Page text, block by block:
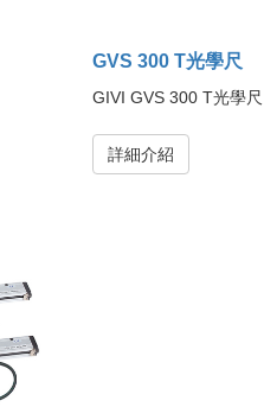
GVS 300 T光學尺
GIVI GVS 300 T光學尺
詳細介紹